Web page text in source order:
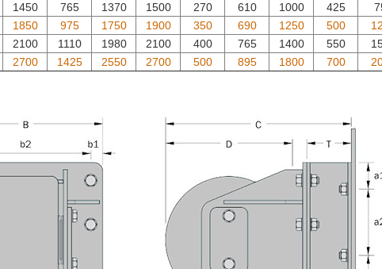
1450 765 1370 1500 270 610 1000 425
1850 975 1750 1900 350 690 1250 500
2100 1110 1980 2100 400 765 1400 550
2700 1425 2550 2700 500 895 1800 700